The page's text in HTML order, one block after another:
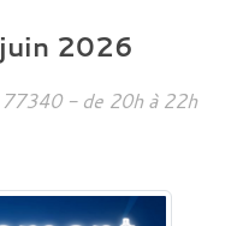
juin 2026
77340 - de 20h à 22h